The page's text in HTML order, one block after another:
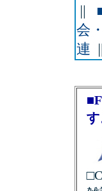
||
会
連
す